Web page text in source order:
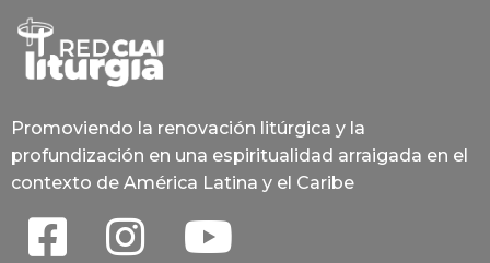
Promoviendo la renovación litúrgica y la
profundización en una espiritualidad arraigada en el
contexto de América Latina y el Caribe